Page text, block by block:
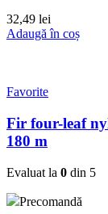
32,49 lei
Adaugă în coș
Favorite
Fir four-leaf
180 m
Evaluat la 0 din 5
Precomandă